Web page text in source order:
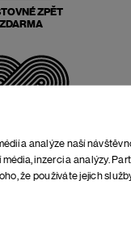
a analýze naší
inzerci a analýzy.
že používáte jejich
ZPĚT
ZDARMA